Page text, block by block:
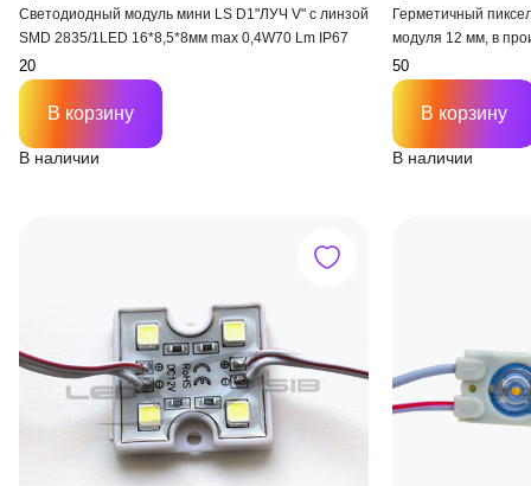
Светодиодный модуль мини LS D1"ЛУЧ V" с линзой
SMD 2835/1LED 16*8,5*8мм max 0,4W70 Lm IP67
В наличии
В корзину
Герметичный
модуля 12 мм, в
В наличии
В корзину